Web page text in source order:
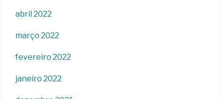
abril 2022
março 2022
fevereiro 2022
janeiro 2022